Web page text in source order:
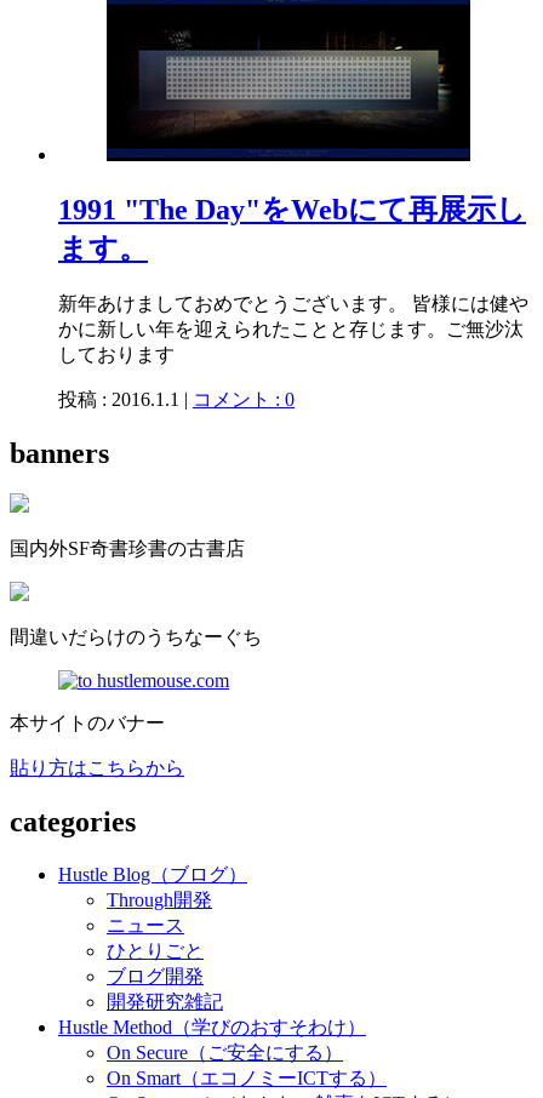
1991 "The Day"をWebにて再展示し
ます。
新年あけましておめでとうございます。 皆様には健や
かに新しい年を迎えられたことと存じます。ご無沙汰
しております
投稿 : 2016.1.1 | コメント : 0
banners
国内外SF奇書珍書の古書店
間違いだらけのうちなーぐち
本サイトのバナー
貼り方はこちらから
categories
Hustle Blog（ブログ）
Through開発
ニュース
ひとりごと
ブログ開発
開発研究雑記
Hustle Method（学びのおすそわけ）
On Secure（ご安全にする）
On Smart（エコノミーICTする）